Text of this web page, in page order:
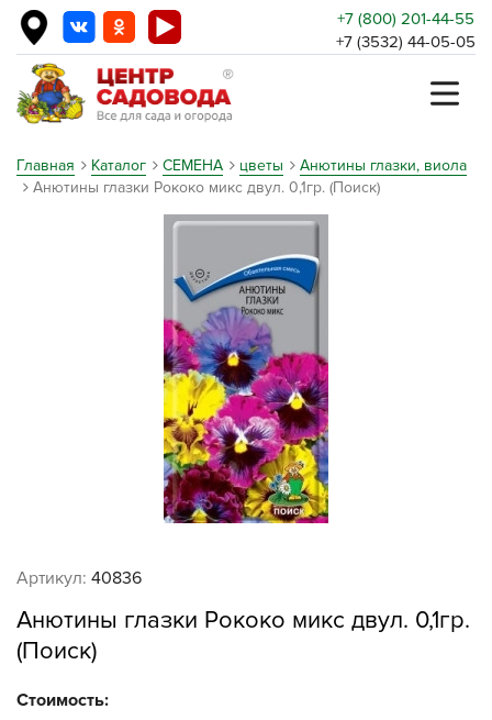
+7 (800) 201-44-55
+7 (3532) 44-05-05
Главная Каталог СЕМЕНА цветы
Анютины глазки, виола
Анютины глазки Рококо микс двул. 0,1гр. (Поиск)
Артикул: 40836
Анютины глазки Рококо микс двул. 0,1гр.
(Поиск)
Стоимость: